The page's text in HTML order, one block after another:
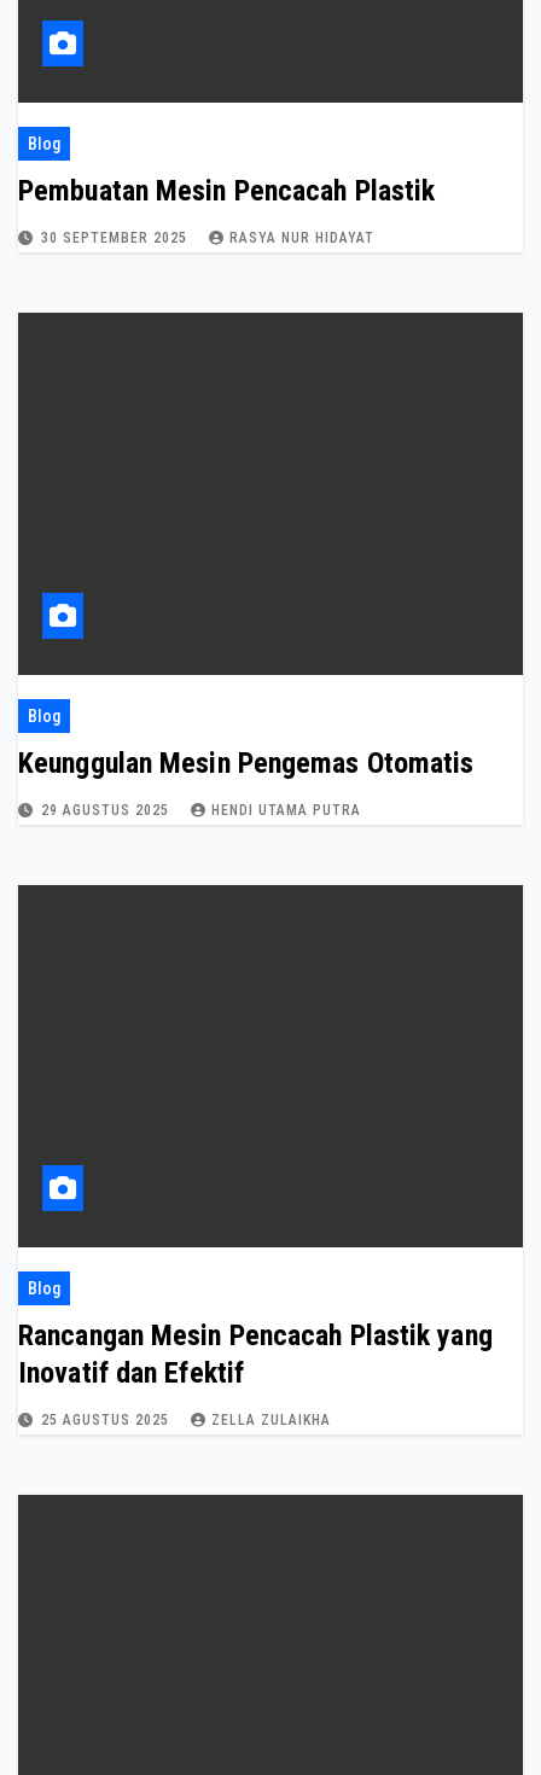
Blog
Pembuatan Mesin Pencacah Plastik
30 SEPTEMBER 2025 RASYA NUR HIDAYAT
Blog
Keunggulan Mesin Pengemas Otomatis
29 AGUSTUS 2025 HENDI UTAMA PUTRA
Blog
Rancangan Mesin Pencacah Plastik yang
Inovatif dan Efektif
25 AGUSTUS 2025 ZELLA ZULAIKHA